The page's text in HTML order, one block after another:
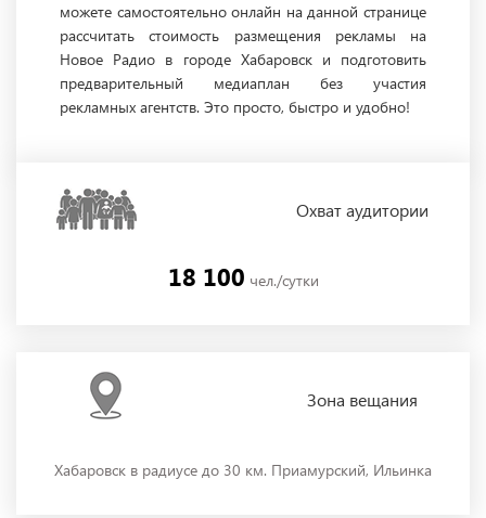
можете самостоятельно онлайн на данной странице
рассчитать стоимость размещения рекламы на
Новое Радио в городе Хабаровск и подготовить
предварительный медиаплан без участия
рекламных агентств. Это просто, быстро и удобно!
Охватаудитории
18 100 чел./сутки
Зона вещания
Хабаровск в радиусе до 30 км. Приамурский, Ильинка